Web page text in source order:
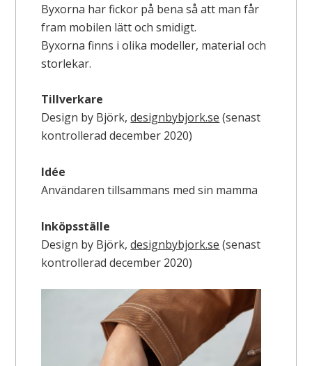
Byxorna har fickor på bena så att man får
fram mobilen lätt och smidigt.
Byxorna finns i olika modeller, material och
storlekar.
Tillverkare
Design by Björk,designbybjork.se (senast
kontrollerad december 2020)
Idée
Användaren tillsammans med sin mamma
Inköpsställe
Design by Björk,designbybjork.se (senast
kontrollerad december 2020)